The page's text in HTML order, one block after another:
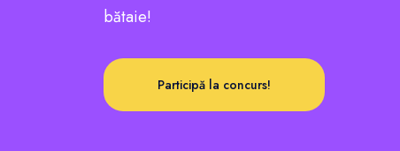
bătaie!
Participă la concurs!